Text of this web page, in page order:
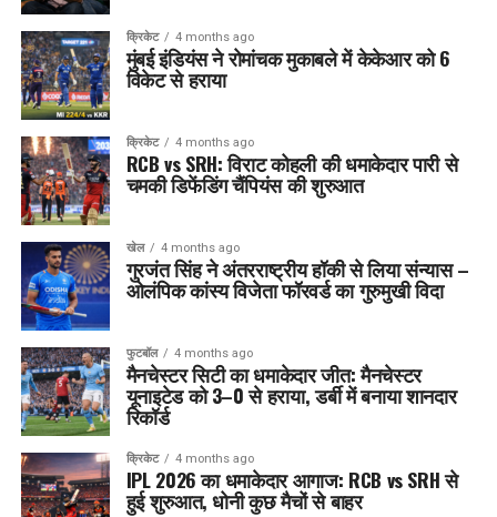
क्रिकेट 4 months ago
मुंबई इंडियंस ने रोमांचक मुकाबले में केकेआर को 6
विकेट से हराया
क्रिकेट 4 months ago
RCB vs SRH: विराट कोहली की धमाकेदार पारी से
चमकी डिफेंडिंग चैंपियंस की शुरुआत
खेल 4 months ago
गुरजंत सिंह ने अंतरराष्ट्रीय हॉकी से लिया संन्यास –
ओलंपिक कांस्य विजेता फॉरवर्ड का गुरुमुखी विदा
फुटबॉल 4 months ago
मैनचेस्टर सिटी का धमाकेदार जीत: मैनचेस्टर
यूनाइटेड को 3–0 से हराया, डर्बी में बनाया शानदार
रिकॉर्ड
क्रिकेट 4 months ago
IPL 2026 का धमाकेदार आगाज: RCB vs SRH से
हुई शुरुआत, धोनी कुछ मैचों से बाहर